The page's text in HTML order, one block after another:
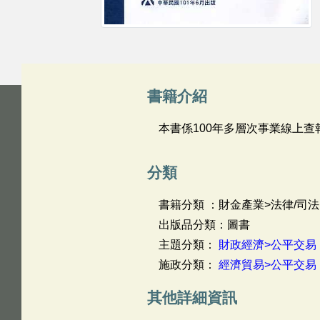
書籍介紹
本書係100年多層次事業線上查
分類
書籍分類 ：財金產業>法律/司法
出版品分類：圖書
主題分類： 財政經濟>公平交易
施政分類： 經濟貿易>公平交易
其他詳細資訊